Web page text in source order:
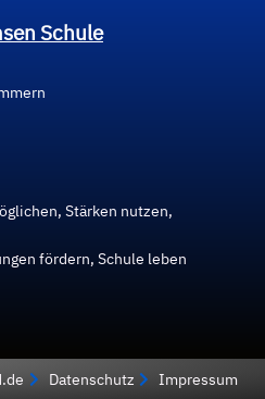
Schule
Stärken nutzen,
fördern, Schule leben
Datenschutz Impressum